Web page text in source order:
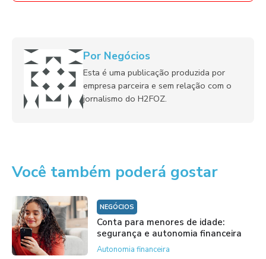
Por Negócios
Esta é uma publicação produzida por
empresa parceira e sem relação com o
jornalismo do H2FOZ.
Você também poderá gostar
NEGÓCIOS
Conta para menores de idade:
segurança e autonomia financeira
Autonomia financeira